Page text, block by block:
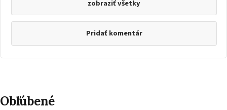
zobraziť všetky
Pridať komentár
Obľúbené